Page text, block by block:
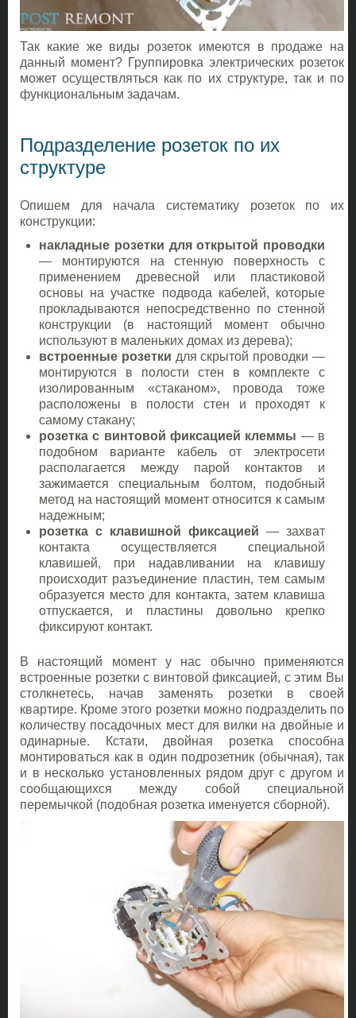
Так какие же виды розеток имеются в продаже на
данный момент? Группировка электрических розеток
может осуществляться как по их структуре, так и по
функциональным задачам.
Подразделение розеток по их
структуре
Опишем для начала систематику розеток по их
конструкции:
накладные розетки для открытой проводки
— монтируются на стенную поверхность с
применением древесной или пластиковой
основы на участке подвода кабелей, которые
прокладываются непосредственно по стенной
конструкции (в настоящий момент обычно
используют в маленьких домах из дерева);
встроенные розетки для скрытой проводки —
монтируются в полости стен в комплекте с
изолированным «стаканом», провода тоже
расположены в полости стен и проходят к
самому стакану;
розетка с винтовой фиксацией клеммы — в
подобном варианте кабель от электросети
располагается между парой контактов и
зажимается специальным болтом, подобный
метод на настоящий момент относится к самым
надежным;
розетка с клавишной фиксацией — захват
контакта осуществляется специальной
клавишей, при надавливании на клавишу
происходит разъединение пластин, тем самым
образуется место для контакта, затем клавиша
отпускается, и пластины довольно крепко
фиксируют контакт.
В настоящий момент у нас обычно применяются
встроенные розетки с винтовой фиксацией, с этим Вы
столкнетесь, начав заменять розетки в своей
квартире. Кроме этого розетки можно подразделить по
количеству посадочных мест для вилки на двойные и
одинарные. Кстати, двойная розетка способна
монтироваться как в один подрозетник (обычная), так
и в несколько установленных рядом друг с другом и
сообщающихся между собой специальной
перемычкой (подобная розетка именуется сборной).